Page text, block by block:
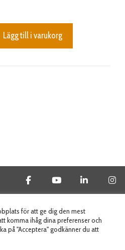
Lägg till i varukorg
- All Rights Reserved
för att ge dig den mest
komma ihåg dina preferenser och
på "Acceptera" godkänner du att